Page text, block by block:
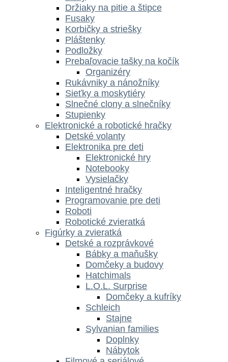
Držiaky na pitie a štipce
Fusaky
Korbičky a striešky
Pláštenky
Podložky
Prebaľovacie tašky na kočík
Organizéry
Rukávniky a nánožníky
Sieťky a moskytiéry
Slnečné clony a slnečníky
Stupienky
Elektronické a robotické hračky
Detské volanty
Elektronika pre deti
Elektronické hry
Notebooky
Vysielačky
Inteligentné hračky
Programovanie pre deti
Roboti
Robotické zvieratká
Figúrky a zvieratká
Detské a rozprávkové
Bábky a maňušky
Domčeky a budovy
Hatchimals
L.O.L. Surprise
Domčeky a kufríky
Schleich
Stajne
Sylvanian families
Doplnky
Nábytok